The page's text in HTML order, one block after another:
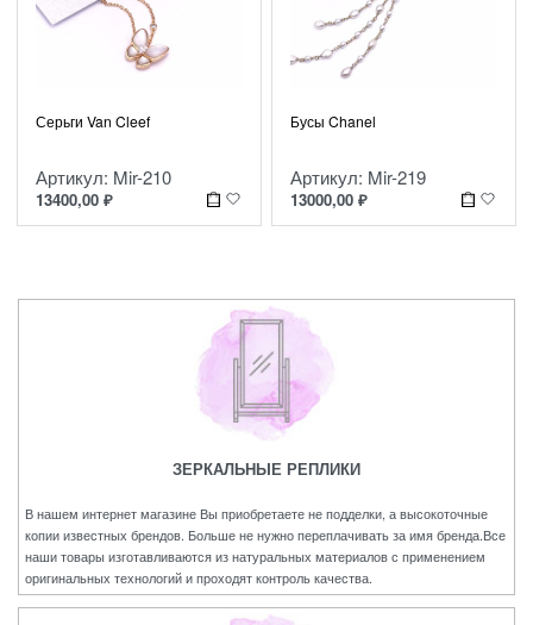
Серьги Van Cleef
Артикул: Mir-210
13400,00 ₽
Бусы Chanel
Артикул: Mir-219
13000,00 ₽
ЗЕРКАЛЬНЫЕ РЕПЛИКИ
В нашем интернет магазине Вы приобретаете не подделки, а высокоточные
копии известных брендов. Больше не нужно переплачивать за имя бренда.Все
наши товары изготавливаются из натуральных материалов с применением
оригинальных технологий и проходят контроль качества.